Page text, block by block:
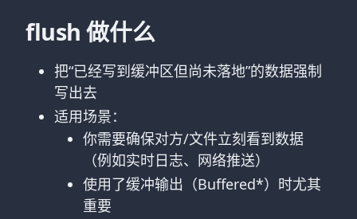
flush 做什么
把“已经写到缓冲区但尚未落地”的数据强制
写出去
适用场景：
你需要确保对方/文件立刻看到数据
（例如实时日志、网络推送）
使用了缓冲输出（Buffered*）时尤其
重要